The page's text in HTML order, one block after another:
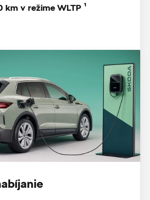
km v režime WLTP ¹